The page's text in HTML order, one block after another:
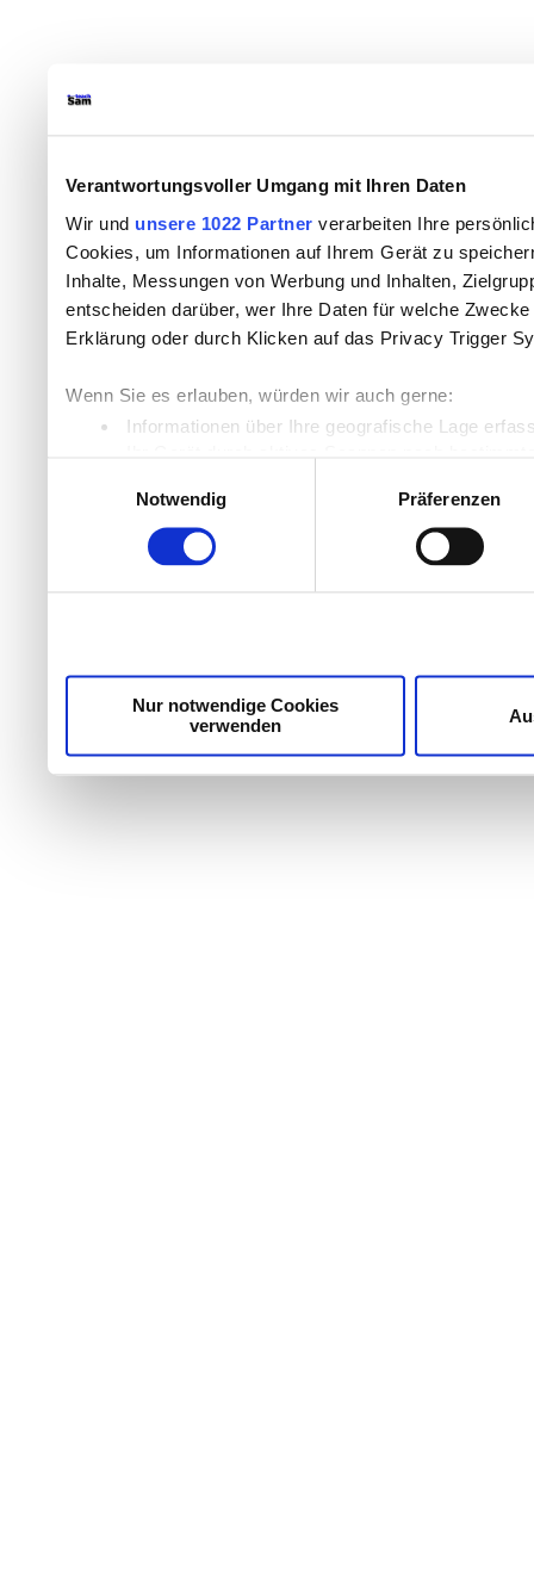
Verantwortungsvoller Umgang mit Ihren Daten
Wir und unsere 1022 Partner verarbeiten Ihre
Cookies, um Informationen auf Ihrem Gerät zu
Inhalte, Messungen von Werbung und Inhalten,
entscheiden darüber, wer Ihre Daten für welche
Erklärung oder durch Klicken auf das Privacy Trigger
Wenn Sie es erlauben, würden wir auch gerne:
Informationen über Ihre geografische Lage
Ihr Gerät durch aktives Scannen nach
Wir verwenden Cookies, um Inhalte und Anzeigen zu
die Zugriffe auf unsere Website zu analysieren.
Dienste gesammelt haben.
Notwendig
Präferenzen
Nur notwendige Cookies
verwenden